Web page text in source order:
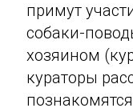
примут
собаки-
хозяином
кураторы